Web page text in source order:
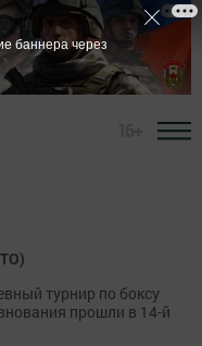
турнир по боксу
прошли в 14-й
баннера через